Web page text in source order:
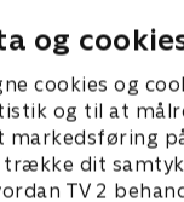
og
cookies og
og til at
dit
TV 2